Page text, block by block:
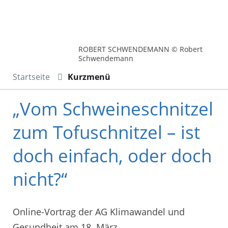
ROBERT SCHWENDEMANN © Robert
Schwendemann
Startseite Kurzmenü
„Vom Schweineschnitzel
zum Tofuschnitzel – ist
doch einfach, oder doch
nicht?“
Online-Vortrag der AG Klimawandel und